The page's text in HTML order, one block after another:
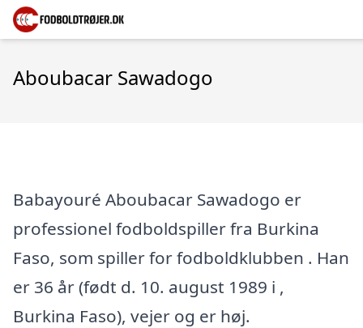
Aboubacar Sawadogo
Babayouré Aboubacar Sawadogo er
professionel fodboldspiller fra Burkina
Faso, som spiller for fodboldklubben . Han
er 36 år (født d. 10. august 1989 i ,
Burkina Faso), vejer og er høj.